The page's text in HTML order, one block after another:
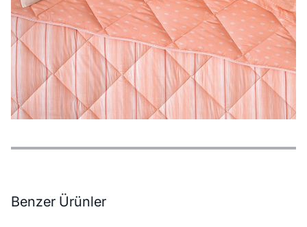
Özellikler
Ödeme Seçenekleri
Teslimat ve İade Koşulları
Benzer Ürünler